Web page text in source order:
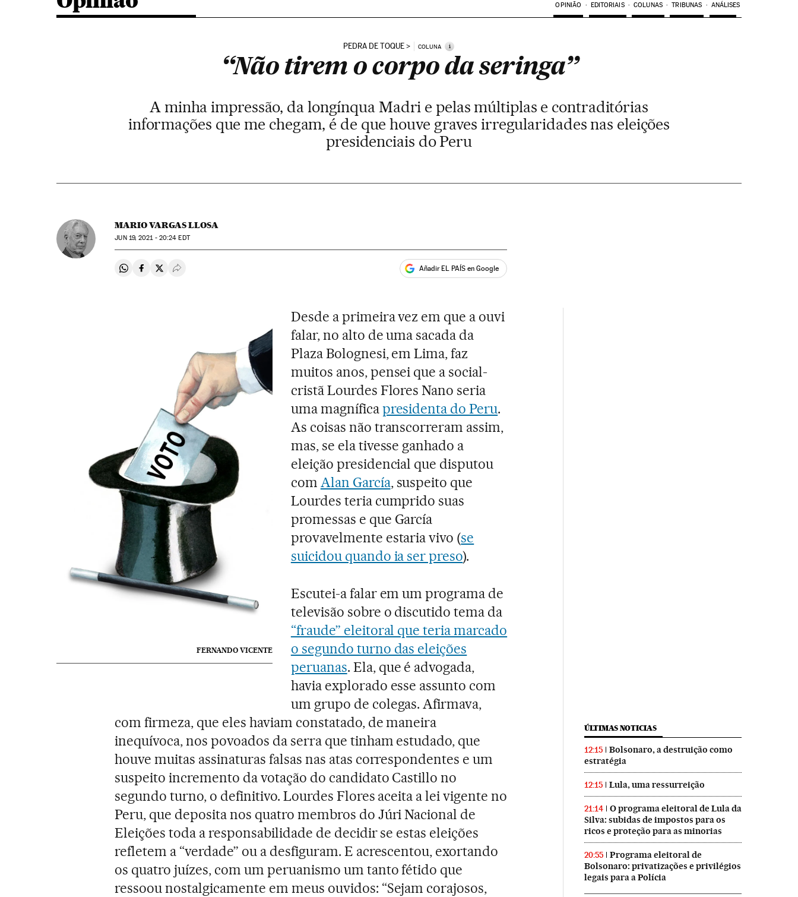
OPINIÃO EDITORIAIS COLUNAS TRIBUNAS ANÁLISES
PEDRA DE TOQUE COLUNA i
“Não tirem o corpo da seringa”
A minha impressão, da longínqua Madri e pelas múltiplas e contraditórias
informações que me chegam, é de que houve graves irregularidades nas eleições
presidenciais do Peru
MARIO VARGAS LLOSA
JUN19, 2021 - 20:24 EDT
Compartir en Whatsapp
Compartir en Facebook
Compartir en Twitter
Desplegar Redes Sociales Añadir EL PAÍS en Google
FERNANDO VICENTE
Desde a primeira vez em que a ouvi
falar, no alto de uma sacada da
Plaza Bolognesi, em Lima, faz
muitos anos, pensei que a social-
cristã Lourdes Flores Nano seria
uma magníficapresidenta do Peru.
As coisas não transcorreram assim,
mas, se ela tivesse ganhado a
eleição presidencial que disputou
com Alan García, suspeito que
Lourdes teria cumprido suas
promessas e que García
provavelmente estaria vivo (se
suicidou quando ia ser preso).
Escutei-a falar em um programa de
televisão sobre o discutido tema da
“fraude” eleitoral que teria marcado
o segundo turno das eleições
peruanas. Ela, que é advogada,
havia explorado esse assunto com
um grupo de colegas. Afirmava,
com firmeza, que eles haviam constatado, de maneira
inequívoca, nos povoados da serra que tinham estudado, que
houve muitas assinaturas falsas nas atas correspondentes e um
suspeito incremento da votação do candidato Castillo no
segundo turno, o definitivo. Lourdes Flores aceita a lei vigente no
Peru, que deposita nos quatro membros do Júri Nacional de
Eleições toda a responsabilidade de decidir se estas eleições
refletem a “verdade” ou a desfiguram. E acrescentou, exortando
os quatro juízes, com um peruanismo um tanto fétido que
ressoou nostalgicamente em meus ouvidos: “Sejam corajosos,
ÚLTIMAS NOTICIAS
12:15
Bolsonaro, a destruição como
estratégia
12:15 Lula, uma ressurreição
21:14
O programa eleitoral de Lula da
Silva: subidas de impostos para os
ricos e proteção para as minorias
20:55
Programa eleitoral de
Bolsonaro: privatizações e privilégios
legais para a Polícia